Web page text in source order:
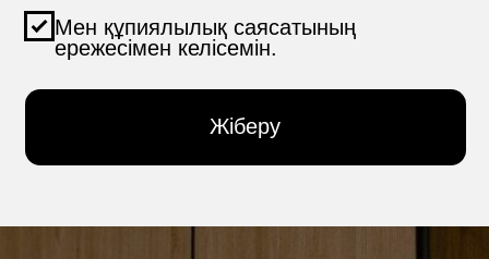
Сайт құру VolkovGroup
© 2005-2025 ООО ЕТС - Құрылыс Жүйелері
Жеке деректер сайтта 6-баптың 1-бөлігіне және 10-
болған кезде жарияланды. Субъектілер жариялаған
дербес деректерді шектеусіз тұлғалардың тобымен
өңдеуге тыйым салуды белгіледі.